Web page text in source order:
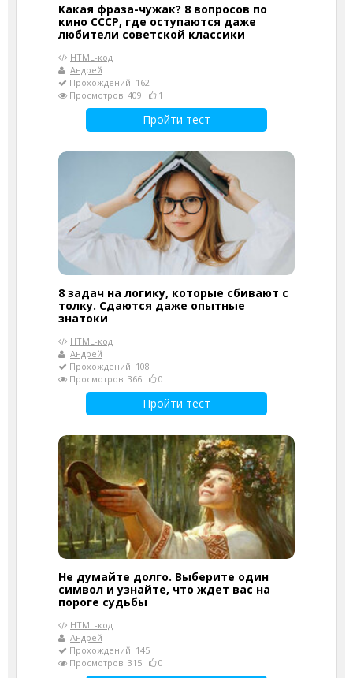
Какая фраза-чужак? 8 вопросов по
кино СССР, где оступаются даже
любители советской классики
HTML-код
Андрей
Прохождений: 162
Просмотров: 409
1
Пройти тест
8 задач на логику, которые сбивают с
толку. Сдаются даже опытные
знатоки
HTML-код
Андрей
Прохождений: 108
Просмотров: 366
0
Пройти тест
Не думайте долго. Выберите один
символ и узнайте, что ждет вас на
пороге судьбы
HTML-код
Андрей
Прохождений: 145
Просмотров: 315
0